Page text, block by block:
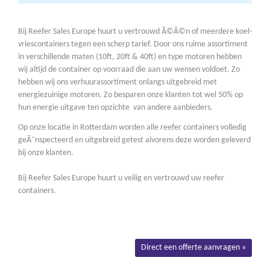
Bij Reefer Sales Europe huurt u vertrouwd Ã©Ã©n of meerdere koel-
vriescontainers tegen een scherp tarief. Door ons ruime assortiment
in verschillende maten (10ft, 20ft & 40ft) en type motoren hebben
wij altijd de container op voorraad die aan uw wensen voldoet. Zo
hebben wij ons verhuurassortiment onlangs uitgebreid met
energiezuinige motoren. Zo besparen onze klanten tot wel 50% op
hun energie uitgave ten opzichte van andere aanbieders.
Op onze locatie in Rotterdam worden alle reefer containers volledig
geÃ¯nspecteerd en uitgebreid getest alvorens deze worden geleverd
bij onze klanten.
Bij Reefer Sales Europe huurt u veilig en vertrouwd uw reefer
containers.